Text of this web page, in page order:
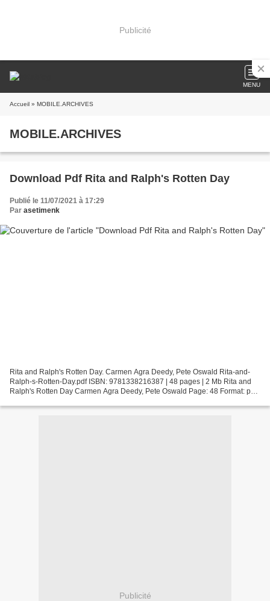
Publicité
MENU
Accueil » MOBILE.ARCHIVES
MOBILE.ARCHIVES
Download Pdf Rita and Ralph's Rotten Day
Publié le 11/07/2021 à 17:29
Par asetimenk
Rita and Ralph's Rotten Day. Carmen Agra Deedy, Pete Oswald Rita-and-
Ralph-s-Rotten-Day.pdf ISBN: 9781338216387 | 48 pages | 2 Mb Rita and
Ralph's Rotten Day Carmen Agra Deedy, Pete Oswald Page: 48 Format: pdf,
Publicité